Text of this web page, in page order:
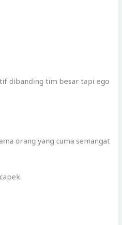
dibanding tim besar tapi ego
orang yang cuma semangat